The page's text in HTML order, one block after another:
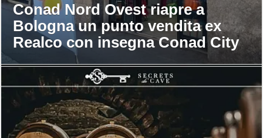
Conad Nord Ovest riapre a
Bologna un punto vendita ex
Realco con insegna Conad City